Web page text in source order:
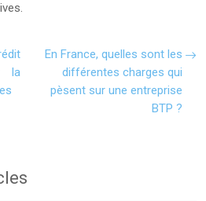
la
En France, quelles sont les
différentes charges qui
pèsent sur une entreprise
BTP ?